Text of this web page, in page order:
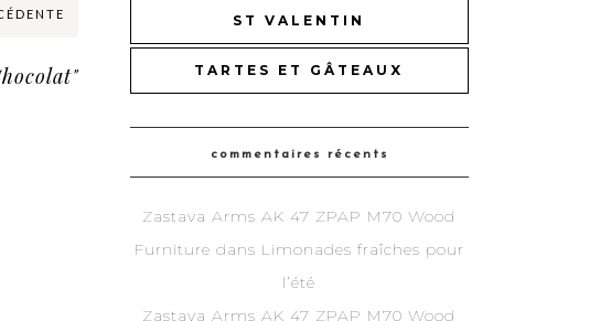
ST VALENTIN
TARTES ET GÂTEAUX
commentaires récents
Zastava Arms AK 47 ZPAP M70 Wood
Furniture dans Limonades fraîches pour
l’été
Zastava Arms AK 47 ZPAP M70 Wood